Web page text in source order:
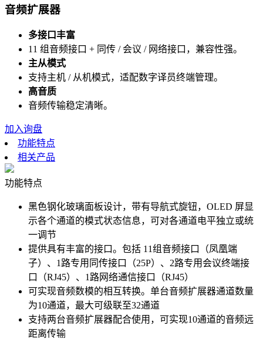
音频扩展器
多接口丰富
11 组音频接口 + 同传 / 会议 / 网络接口，兼容性强。
主从模式
支持主机 / 从机模式，适配数字译员终端管理。
高音质
音频传输稳定清晰。
加入询盘
功能特点
相关产品
功能特点
黑色钢化玻璃面板设计，带有导航式旋钮，OLED 屏显
示各个通道的模式状态信息，可对各通道电平独立或统
一调节
提供具有丰富的接口。包括 11组音频接口（凤凰端
子）、1路专用同传接口（25P）、2路专用会议终端接
口（RJ45）、1路网络通信接口（RJ45）
可实现音频数模的相互转换。单台音频扩展器通道数量
为10通道，最大可级联至32通道
支持两台音频扩展器配合使用，可实现10通道的音频远
距离传输